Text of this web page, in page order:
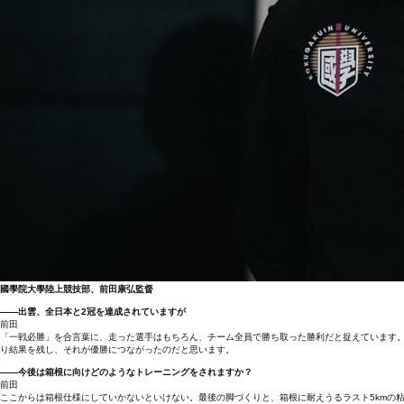
國學院大學陸上競技部、前田康弘監督
――出雲、全日本と2冠を達成されていますが
前田
「一戦必勝」を合言葉に、走った選手はもちろん、チーム全員で勝ち取った勝利だと捉えていま
り結果を残し、それが優勝につながったのだと思います。
――今後は箱根に向けどのようなトレーニングをされますか？
前田
ここからは箱根仕様にしていかないといけない。最後の脚づくりと、箱根に耐えうるラスト5km